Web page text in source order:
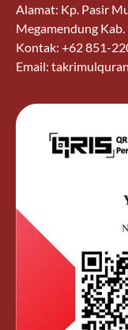
Alamat: Kp. Pasir
Megamendung
Kontak: +62 851-
Email: